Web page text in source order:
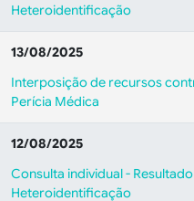
Heteroidentificação
13/08/2025
Interposição de recursos
Perícia Médica
12/08/2025
Consulta individual -
Heteroidentificação